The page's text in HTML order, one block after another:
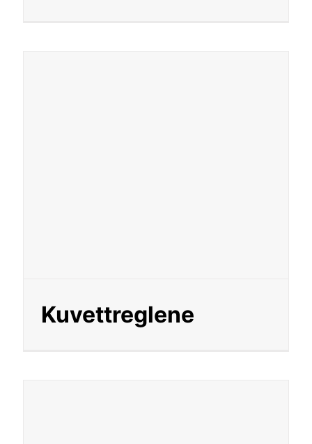
Kuvettreglene